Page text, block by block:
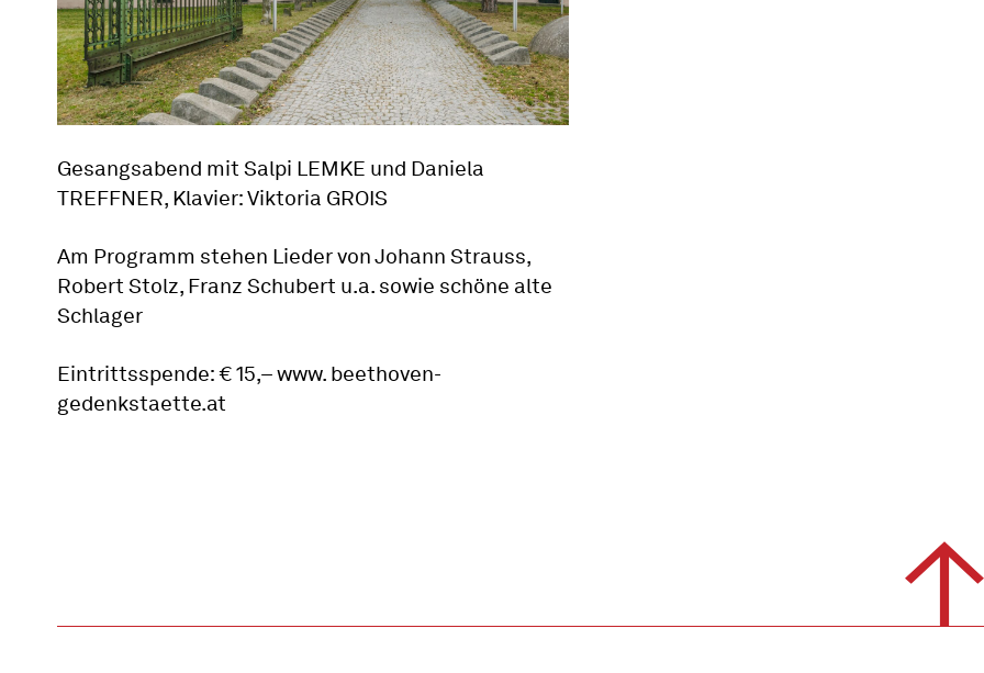
Gesangsabend mit Salpi LEMKE und Daniela
TREFFNER, Klavier: Viktoria GROIS
Am Programm stehen Lieder von Johann Strauss,
Robert Stolz, Franz Schubert u.a. sowie schöne alte
Schlager
Eintrittsspende: € 15,– www. beethoven-
gedenkstaette.at